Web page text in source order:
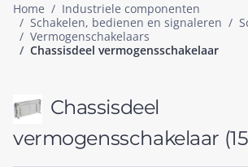
Home
Industriele componenten
Schakelen, bedienen en signaleren
Vermogenschakelaars
Chassisdeel vermogensschakelaar
Chassisdeel
vermogensschakelaar